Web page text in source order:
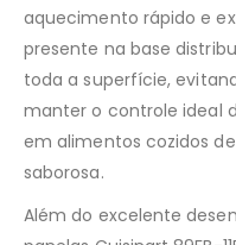
aquecimento rápido e
presente na base
toda a superfície,
manter o controle ideal
em alimentos cozidos
saborosa.
Além do excelente